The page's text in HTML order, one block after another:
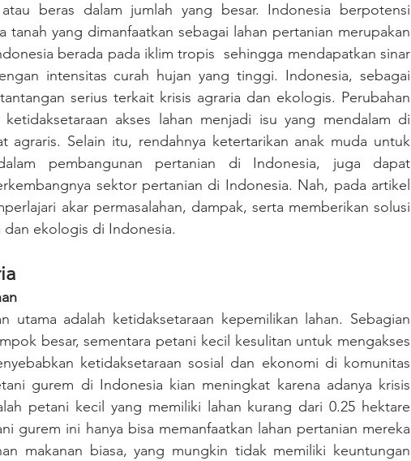
beras dalam jumlah yang besar. Indonesia berpotensi
tanah yang dimanfaatkan sebagai lahan pertanian merupakan
berada pada iklim tropis  sehingga mendapatkan sinar
intensitas curah hujan yang tinggi. Indonesia, sebagai
serius terkait krisis agraria dan ekologis. Perubahan
akses lahan menjadi isu yang mendalam di
agraris. Selain itu, rendahnya ketertarikan anak muda untuk
pembangunan pertanian di Indonesia, juga dapat
akar permasalahan, dampak, serta memberikan solusi
dan ekologis di Indonesia.
besar, sementara petani kecil kesulitan untuk mengakses
ketidaksetaraan sosial dan ekonomi di komunitas
gurem di Indonesia kian meningkat karena adanya krisis
petani kecil yang memiliki lahan kurang dari 0.25 hektare
gurem ini hanya bisa memanfaatkan lahan pertanian mereka
makanan biasa, yang mungkin tidak memiliki keuntungan